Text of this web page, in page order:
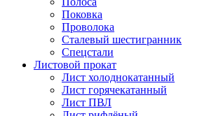
Поковка
Проволока
Сталевый шестигранник
Спецстали
Листовой прокат
Лист холоднокатанный
Лист горячекатанный
Лист ПВЛ